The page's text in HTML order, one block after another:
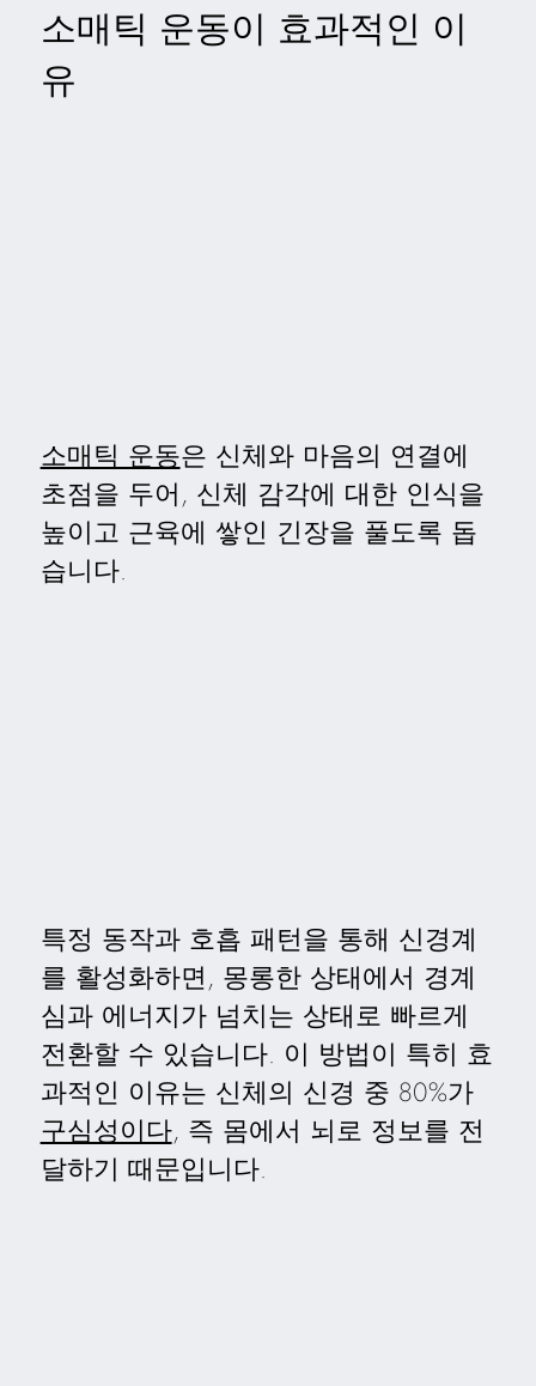
소매틱 운동이 효과적인 이
유
소매틱 운동은 신체와 마음의 연결에
초점을 두어, 신체 감각에 대한 인식을
높이고 근육에 쌓인 긴장을 풀도록 돕
습니다.
특정 동작과 호흡 패턴을 통해 신경계
를 활성화하면, 몽롱한 상태에서 경계
심과 에너지가 넘치는 상태로 빠르게
전환할 수 있습니다. 이 방법이 특히 효
과적인 이유는 신체의 신경 중 80%가
구심성이다, 즉 몸에서 뇌로 정보를 전
달하기 때문입니다.